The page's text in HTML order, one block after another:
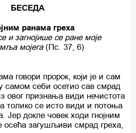
БЕСЕДА
ранама греха
и загнојише се ране моје
мојега (Пс. 37, 6)
говори пророк, који је и сам
самом себи осетио сав смрад
овог признања види нечистота
толико се исто види и потоња
Јер докле човек ходи гнојним
осећа загушљиви смрад греха,